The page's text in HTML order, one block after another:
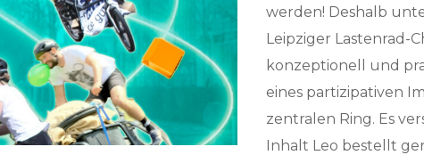
werden! Deshalb
Leipziger Lastenrad-
konzeptionell und
eines partizipativen
zentralen Ring. Es
Inhalt Leo bestellt